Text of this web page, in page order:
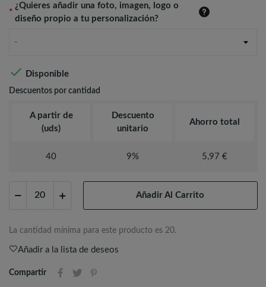
*
¿Quieres añadir una foto, imagen, logo o
diseño propio a tu personalización?
-
 Disponible
Descuentos por cantidad
A partir de
(uds)
Descuento
unitario
Ahorro total
40 9% 5,97 €
Añadir Al Carrito
La cantidad mínima para este producto es 20.
Añadir a la lista de deseos
Compartir